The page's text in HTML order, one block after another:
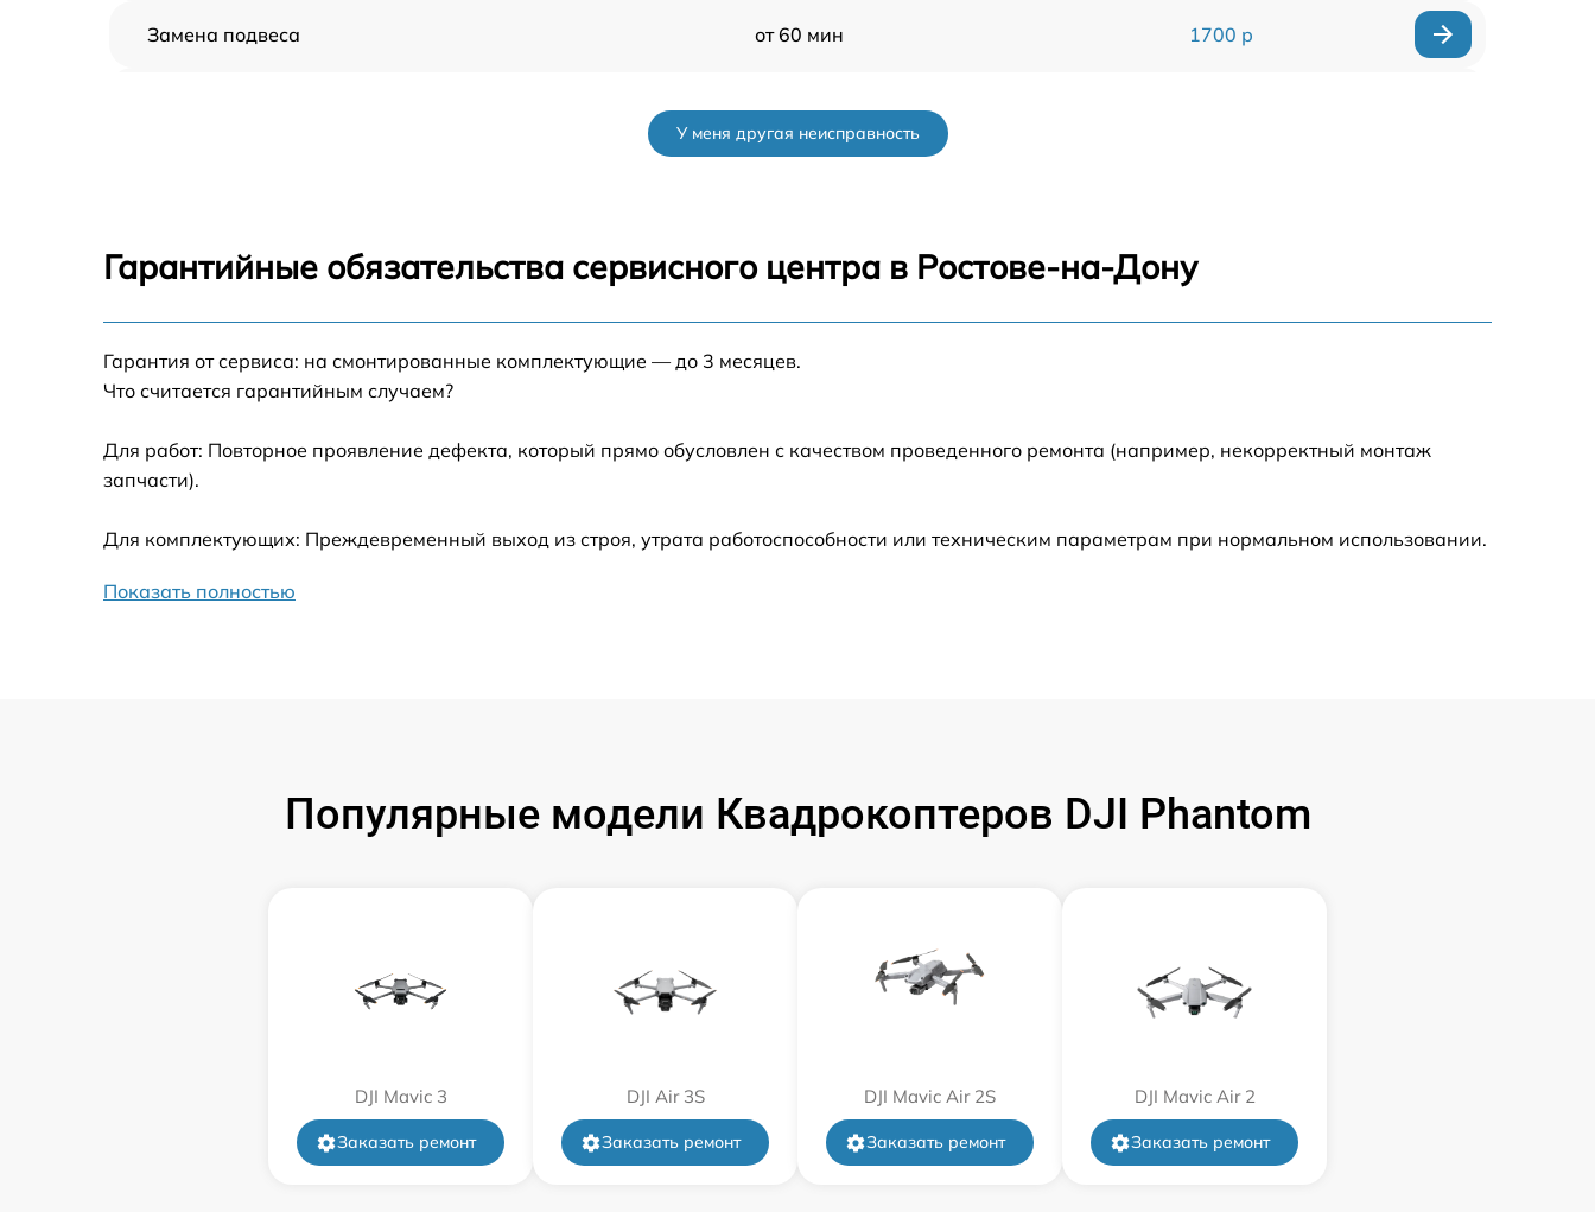
Замена подвеса от 60 мин 1700 р
Замена корпуса от 60 мин
У меня другая неисправность
Гарантийные обязательства сервисного центра в Ростове-на-Дону
Гарантия от сервиса: на смонтированные комплектующие — до 3 месяцев.
Что считается гарантийным случаем?
Для работ: Повторное проявление дефекта, который прямо обусловлен с качеством проведенного ремонта (например, некорректный монтаж
запчасти).
Для комплектующих: Преждевременный выход из строя, утрата работоспособности или техническим параметрам при нормальном использовании.
Показать полностью
Популярные модели Квадрокоптеров DJI Phantom
DJI Mavic 3
Заказать ремонт
DJI Air 3S
Заказать ремонт
DJI Mavic Air 2S
Заказать ремонт
DJI Mavic Air 2
Заказать ремонт